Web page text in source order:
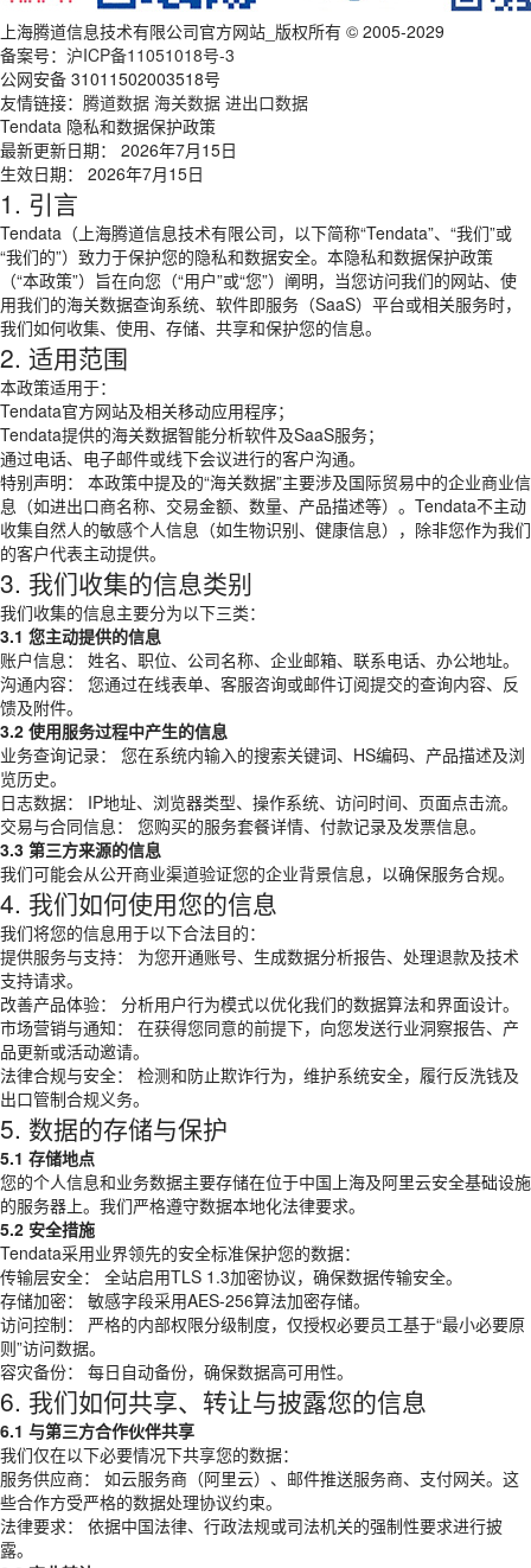
上海腾道信息技术有限公司官方网站_版权所有 © 2005-2029
备案号： 沪ICP备11051018号-3
公网安备 31011502003518号
友情链接： 腾道数据 海关数据 进出口数据
Tendata 隐私和数据保护政策
最新更新日期： 2026年7月15日
生效日期： 2026年7月15日
1. 引言
Tendata（上海腾道信息技术有限公司，以下简称“Tendata”、“我们”或
“我们的”）致力于保护您的隐私和数据安全。本隐私和数据保护政策
（“本政策”）旨在向您（“用户”或“您”）阐明，当您访问我们的网站、使
用我们的海关数据查询系统、软件即服务（SaaS）平台或相关服务时，
我们如何收集、使用、存储、共享和保护您的信息。
2. 适用范围
本政策适用于：
Tendata官方网站及相关移动应用程序；
Tendata提供的海关数据智能分析软件及SaaS服务；
通过电话、电子邮件或线下会议进行的客户沟通。
特别声明： 本政策中提及的“海关数据”主要涉及国际贸易中的企业商业信
息（如进出口商名称、交易金额、数量、产品描述等）。Tendata不主动
收集自然人的敏感个人信息（如生物识别、健康信息），除非您作为我们
的客户代表主动提供。
3. 我们收集的信息类别
我们收集的信息主要分为以下三类：
3.1 您主动提供的信息
账户信息： 姓名、职位、公司名称、企业邮箱、联系电话、办公地址。
沟通内容： 您通过在线表单、客服咨询或邮件订阅提交的查询内容、反
馈及附件。
3.2 使用服务过程中产生的信息
业务查询记录： 您在系统内输入的搜索关键词、HS编码、产品描述及浏
览历史。
日志数据： IP地址、浏览器类型、操作系统、访问时间、页面点击流。
交易与合同信息： 您购买的服务套餐详情、付款记录及发票信息。
3.3 第三方来源的信息
我们可能会从公开商业渠道验证您的企业背景信息，以确保服务合规。
4. 我们如何使用您的信息
我们将您的信息用于以下合法目的：
提供服务与支持： 为您开通账号、生成数据分析报告、处理退款及技术
支持请求。
改善产品体验： 分析用户行为模式以优化我们的数据算法和界面设计。
市场营销与通知： 在获得您同意的前提下，向您发送行业洞察报告、产
品更新或活动邀请。
法律合规与安全： 检测和防止欺诈行为，维护系统安全，履行反洗钱及
出口管制合规义务。
5. 数据的存储与保护
5.1 存储地点
您的个人信息和业务数据主要存储在位于中国上海及阿里云安全基础设施
的服务器上。我们严格遵守数据本地化法律要求。
5.2 安全措施
Tendata采用业界领先的安全标准保护您的数据：
传输层安全： 全站启用TLS 1.3加密协议，确保数据传输安全。
存储加密： 敏感字段采用AES-256算法加密存储。
访问控制： 严格的内部权限分级制度，仅授权必要员工基于“最小必要原
则”访问数据。
容灾备份： 每日自动备份，确保数据高可用性。
6. 我们如何共享、转让与披露您的信息
6.1 与第三方合作伙伴共享
我们仅在以下必要情况下共享您的数据：
服务供应商： 如云服务商（阿里云）、邮件推送服务商、支付网关。这
些合作方受严格的数据处理协议约束。
法律要求： 依据中国法律、行政法规或司法机关的强制性要求进行披
露。